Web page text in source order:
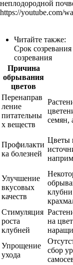
неплодородной
https://youtube.com/
Читайте также:
Срок
созревания
Причина
обрывания
цветов
Перенаправ
ление
питательны
х веществ
семян,
Профилакти
ка болезней
Цветы
Улучшение
вкусовых
качеств
Стимуляция
роста
клубней
на
Упрощение
ухода
сбор